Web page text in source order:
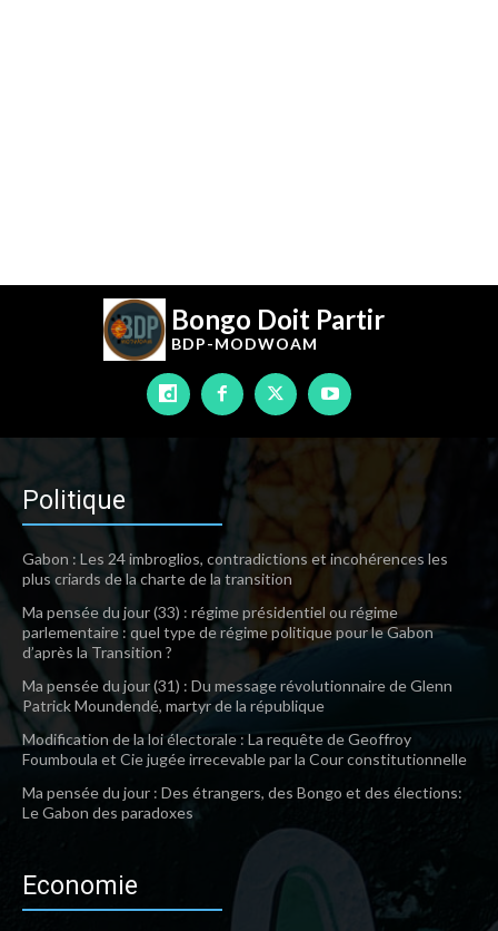
Bongo Doit Partir
BDP-MODWOAM
Politique
Gabon : Les 24 imbroglios, contradictions et incohérences les
plus criards de la charte de la transition
Ma pensée du jour (33) : régime présidentiel ou régime
parlementaire : quel type de régime politique pour le Gabon
d’après la Transition ?
Ma pensée du jour (31) : Du message révolutionnaire de Glenn
Patrick Moundendé, martyr de la république
Modification de la loi électorale : La requête de Geoffroy
Foumboula et Cie jugée irrecevable par la Cour constitutionnelle
Ma pensée du jour : Des étrangers, des Bongo et des élections:
Le Gabon des paradoxes
Economie